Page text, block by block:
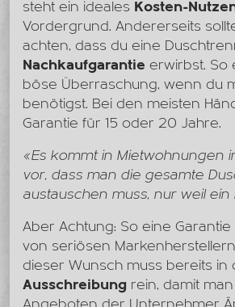
steht ein ideales Kosten-
Vordergrund. Andererseits
achten, dass du eine
Nachkaufgarantie erwirbst. So
böse Überraschung, wenn du
benötigst. Bei den meisten
Garantie für 15 oder 20 Jahre.
«Es kommt in Mietwohnungen
vor, dass man die gesamte
austauschen muss, nur weil ein
Aber Achtung: So eine
von seriösen
dieser Wunsch muss bereits in
Ausschreibung rein, damit